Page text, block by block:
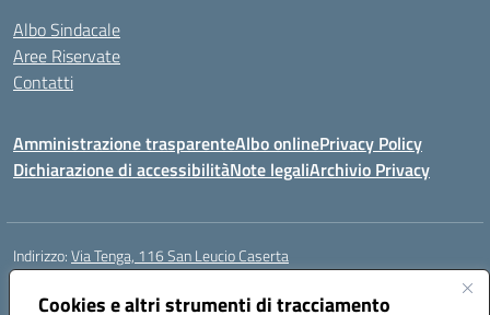
Cookies e altri strumenti di tracciamento
Albo Sindacale
Aree Riservate
Contatti
Amministrazione trasparenteAlbo onlinePrivacy Policy
Dichiarazione di accessibilitàNote legaliArchivio Privacy
Indirizzo:Via Tenga, 116 San Leucio Caserta
Centralino:
Posta elettronica certificata (PEC):ceis042009@pec.istruzione.it